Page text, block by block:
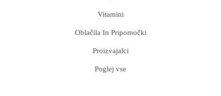
Vitamini
Oblačila In Pripomočki
Proizvajalci
Poglej vse